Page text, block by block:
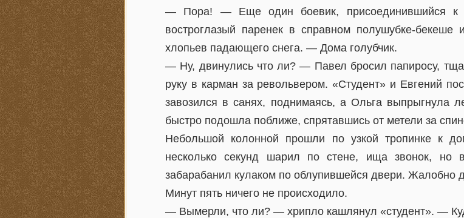
— Пора! — Еще один боевик, присоединившийся к
востроглазый паренек в справном полушубке-
хлопьев падающего снега. — Дома голубчик.
— Ну, двинулись что ли? — Павел бросил папиросу,
руку в карман за револьвером. «Студент» и Евгений
завозился в санях, поднимаясь, а Ольга выпрыгнула
быстро подошла поближе, спрятавшись от метели за
Небольшой колонной прошли по узкой тропинке к
несколько секунд шарил по стене, ища звонок, но
забарабанил кулаком по облупившейся двери. Жалобно
Минут пять ничего не происходило.
— Вымерли, что ли? — хрипло кашлянул «студент». —